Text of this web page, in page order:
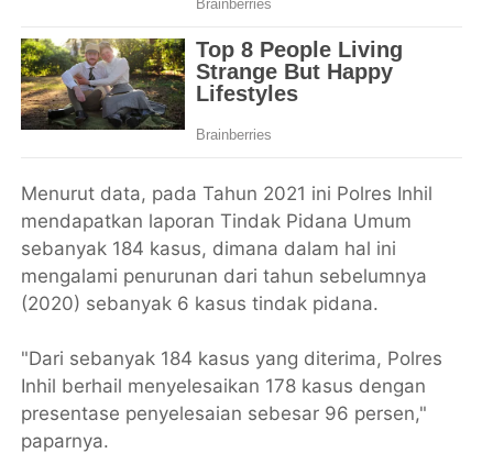
Menurut data, pada Tahun 2021 ini Polres Inhil
mendapatkan laporan Tindak Pidana Umum
sebanyak 184 kasus, dimana dalam hal ini
mengalami penurunan dari tahun sebelumnya
(2020) sebanyak 6 kasus tindak pidana.
"Dari sebanyak 184 kasus yang diterima, Polres
Inhil berhail menyelesaikan 178 kasus dengan
presentase penyelesaian sebesar 96 persen,"
paparnya.